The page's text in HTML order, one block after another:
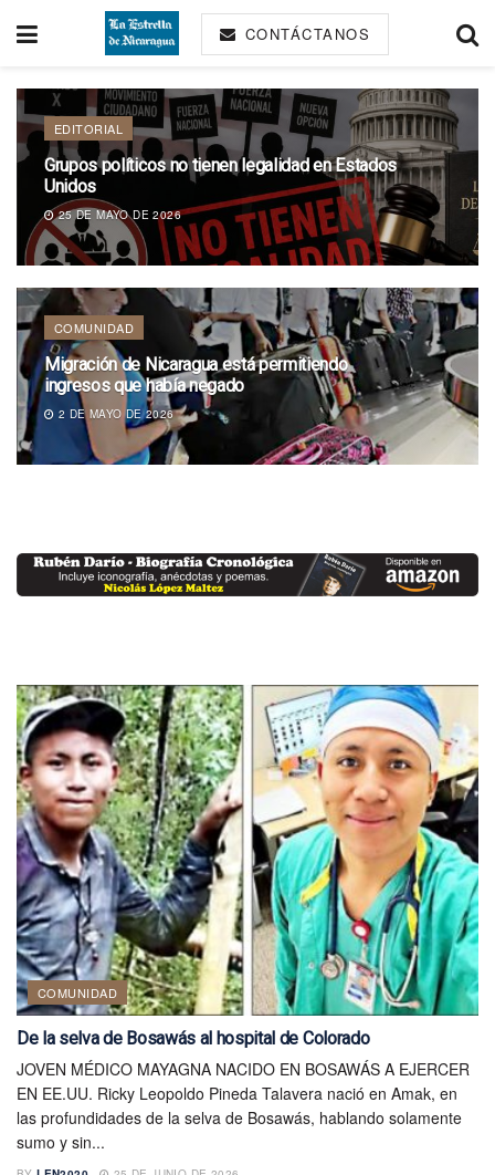
CONTÁCTANOS
EDITORIAL
Grupos políticos no tienen legalidad en Estados
Unidos
25 DE MAYO DE 2026
COMUNIDAD
Migración de Nicaragua está permitiendo
ingresos que había negado
2 DE MAYO DE 2026
COMUNIDAD
De la selva de Bosawás al hospital de Colorado
JOVEN MÉDICO MAYAGNA NACIDO EN BOSAWÁS A EJERCER
EN EE.UU. Ricky Leopoldo Pineda Talavera nació en Amak, en
las profundidades de la selva de Bosawás, hablando solamente
sumo y sin...